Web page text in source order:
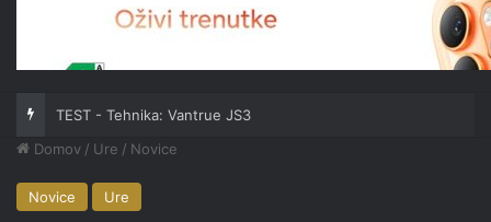
TEST - Tehnika: Vantrue JS3
Domov / Ure / Novice
Novice Ure